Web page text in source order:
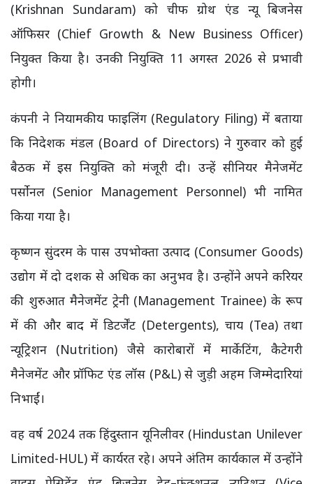
(Krishnan Sundaram) को चीफ ग्रोथ एंड न्यू बिजनेस
ऑफिसर (Chief Growth & New Business Officer)
नियुक्त किया है। उनकी नियुक्ति 11 अगस्त 2026 से प्रभावी
होगी।
कंपनी ने नियामकीय फाइलिंग (Regulatory Filing) में बताया
कि निदेशक मंडल (Board of Directors) ने गुरुवार को हुई
बैठक में इस नियुक्ति को मंजूरी दी। उन्हें सीनियर मैनेजमेंट
पर्सोनल (Senior Management Personnel) भी नामित
किया गया है।
कृष्णन सुंदरम के पास उपभोक्ता उत्पाद (Consumer Goods)
उद्योग में दो दशक से अधिक का अनुभव है। उन्होंने अपने करियर
की शुरुआत मैनेजमेंट ट्रेनी (Management Trainee) के रूप
में की और बाद में डिटर्जेंट (Detergents), चाय (Tea) तथा
न्यूट्रिशन (Nutrition) जैसे कारोबारों में मार्केटिंग, कैटेगरी
मैनेजमेंट और प्रॉफिट एंड लॉस (P&L) से जुड़ी अहम जिम्मेदारियां
निभाईं।
वह वर्ष 2024 तक हिंदुस्तान यूनिलीवर (Hindustan Unilever
Limited-HUL) में कार्यरत रहे। अपने अंतिम कार्यकाल में उन्होंने